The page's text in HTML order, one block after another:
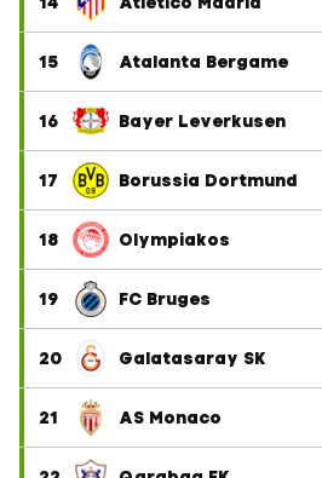
15 Atalanta Bergame
16 Bayer Leverkusen
17 Borussia Dortmund
18 Olympiakos
19 FC Bruges
20 Galatasaray SK
21 AS Monaco